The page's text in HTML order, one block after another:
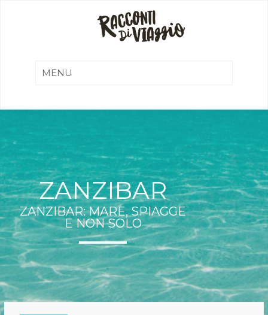
ZANZIBAR
ZANZIBAR: MARE, SPIAGGE
E NON SOLO